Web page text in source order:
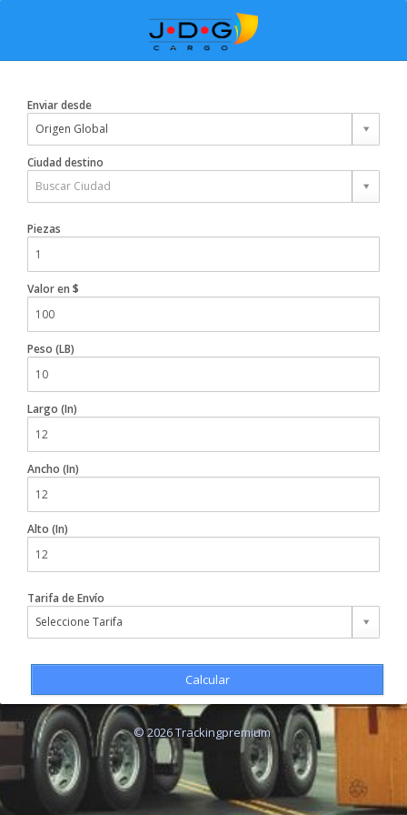
Enviar desde
Origen Global
Ciudad destino
Buscar Ciudad
Piezas
Valor en $
Peso (LB)
Largo (In)
Ancho (In)
Alto (In)
Tarifa de Envío
Seleccione Tarifa
Calcular
© 2026 Trackingpremium